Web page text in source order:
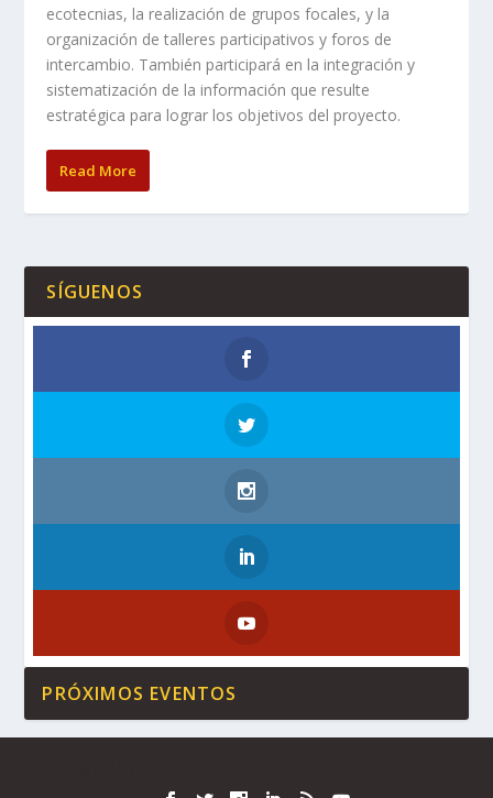
ecotecnias, la realización de grupos focales, y la
organización de talleres participativos y foros de
intercambio. También participará en la integración y
sistematización de la información que resulte
estratégica para lograr los objetivos del proyecto.
Read More
SÍGUENOS
PRÓXIMOS EVENTOS